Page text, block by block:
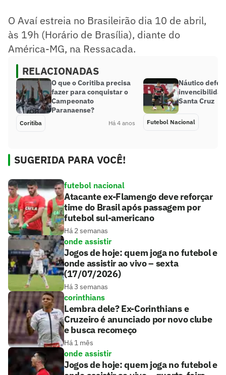
O Avaí estreia no Brasileirão dia 10 de abril,
às 19h (Horário de Brasília), diante do
América-MG, na Ressacada.
RELACIONADAS
O que o Coritiba precisa
fazer para conquistar o
Campeonato
Paranaense?
Coritiba Há 4 anos
Náutico
Santa Cruz
Futebol Nacional
SUGERIDA PARA VOCÊ!
futebol nacional
Atacante ex-Flamengo deve reforçar
time do Brasil após passagem por
futebol sul-americano
Há 2 semanas
onde assistir
Jogos de hoje: quem joga no futebol e
onde assistir ao vivo – sexta
(17/07/2026)
Há 3 semanas
corinthians
Lembra dele? Ex-Corinthians e
Cruzeiro é anunciado por novo clube
e busca recomeço
Há 1 mês
onde assistir
Jogos de hoje: quem joga no futebol e